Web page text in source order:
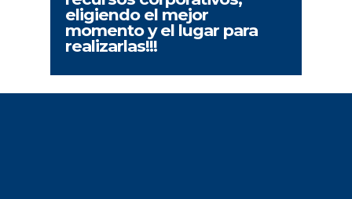
eligiendo el mejor
momento y el lugar para
realizarlas!!!